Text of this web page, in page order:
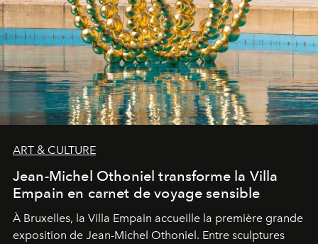
ART & CULTURE
Jean-Michel Othoniel transforme la Villa
Empain en carnet de voyage sensible
À Bruxelles, la Villa Empain accueille la première grande
exposition de Jean-Michel Othoniel. Entre sculptures